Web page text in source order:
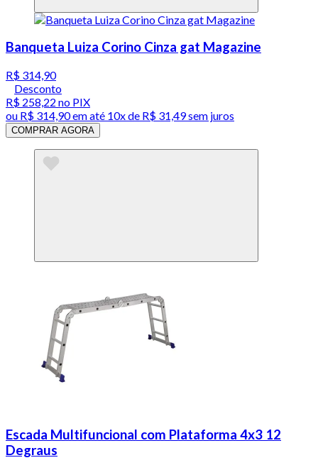
Banqueta Luiza Corino Cinza gat Magazine
R$ 314,90
Desconto
R$ 258,22 no PIX
ou R$ 314,90em até 10x de R$ 31,49 sem juros
COMPRAR AGORA
Escada Multifuncional com Plataforma 4x3 12
Degraus